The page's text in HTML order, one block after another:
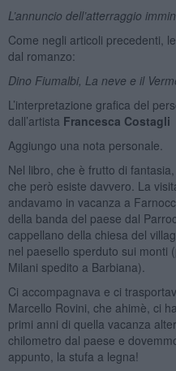
L’annuncio dell’atterraggio
Come negli articoli precedenti,
dal romanzo:
Dino Fiumalbi, La neve e il
L’interpretazione grafica del
dall’artista Francesca Costagli
Aggiungo una nota personale.
Nel libro, che è frutto di
che però esiste davvero. La
andavamo in vacanza a
della banda del paese dal
cappellano della chiesa del
nel paesello sperduto sui monti
Milani spedito a Barbiana).
Ci accompagnava e ci
Marcello Rovini, che ahimè, ci
primi anni di quella vacanza
chilometro dal paese e
appunto, la stufa a legna!